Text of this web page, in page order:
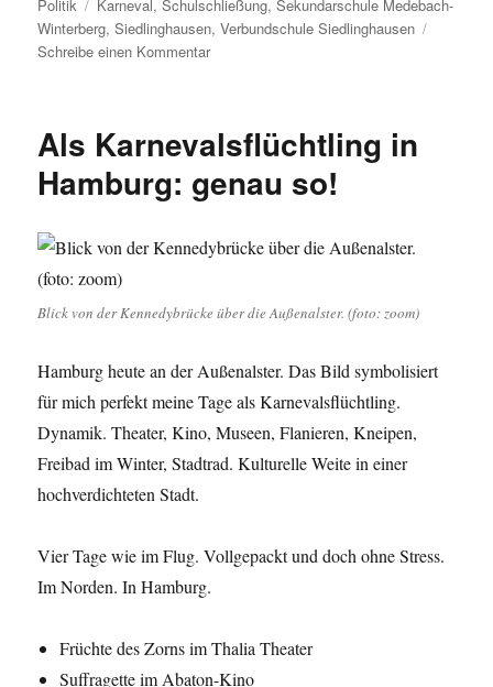
am
Politik Schlagwörter
Karneval ,Schulschließung,Sekundarschule Medebach-
Winterberg,Siedlinghausen,Verbundschule Siedlinghausen
Schreibe einen Kommentarzu
„Doch
Moral
Geschicht‘
bleib
brauchen
dich!“
Als Karnevalsflüchtling in
Hamburg: genau so!
Blick von der Kennedybrücke über die Außenalster. (foto: zoom)
Hamburg heute an der Außenalster. Das Bild symbolisiert
für mich perfekt meine Tage als Karnevalsflüchtling.
Dynamik. Theater, Kino, Museen, Flanieren, Kneipen,
Freibad im Winter, Stadtrad. Kulturelle Weite in einer
hochverdichteten Stadt.
Vier Tage wie im Flug. Vollgepackt und doch ohne Stress.
Im Norden. In Hamburg.
Früchte des Zorns im Thalia Theater
Suffragette im Abaton-Kino